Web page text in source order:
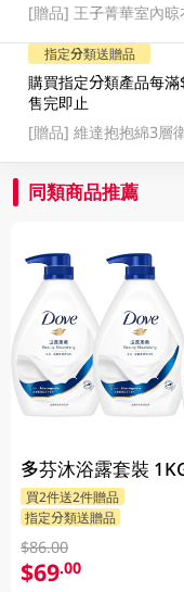
[贈品] 王子菁華室內
指定分類送贈品
購買指定分類產品每
售完即止
[贈品]維達抱抱綿3層
同類商品推薦
多芬沐浴露套裝
買2件送2件贈品
指定分類送贈品
$86.00
$69.00